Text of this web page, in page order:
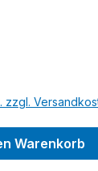
zzgl.
Warenkorb